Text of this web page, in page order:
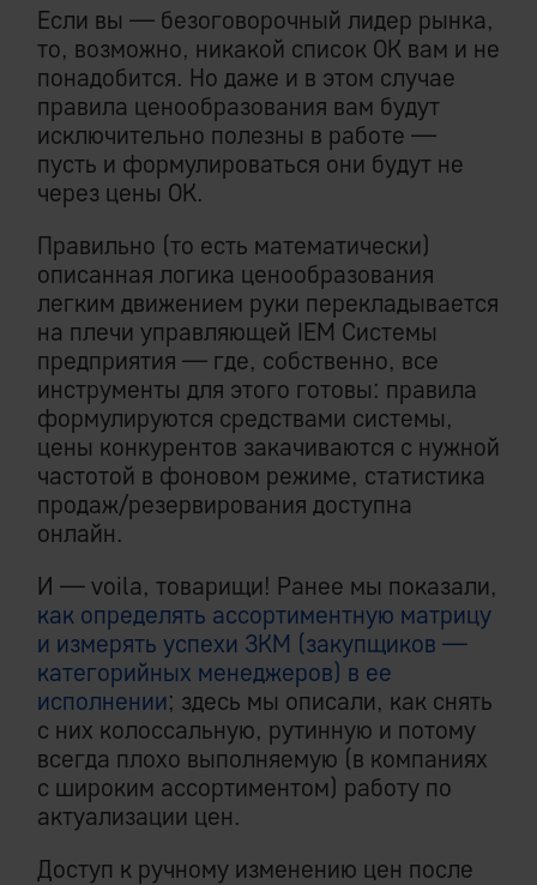
Если вы — безоговорочный лидер рынка,
то, возможно, никакой список ОК вам и не
понадобится. Но даже и в этом случае
правила ценообразования вам будут
исключительно полезны в работе —
пусть и формулироваться они будут не
через цены ОК.
Правильно (то есть математически)
описанная логика ценообразования
легким движением руки перекладывается
на плечи управляющей IEM Системы
предприятия — где, собственно, все
инструменты для этого готовы: правила
формулируются средствами системы,
цены конкурентов закачиваются с нужной
частотой в фоновом режиме, статистика
продаж/резервирования доступна
онлайн.
И — voila, товарищи! Ранее мы показали,
как определять ассортиментную матрицу
и измерять успехи ЗКМ (закупщиков —
категорийных менеджеров) в ее
исполнении; здесь мы описали, как снять
с них колоссальную, рутинную и потому
всегда плохо выполняемую (в компаниях
с широким ассортиментом) работу по
актуализации цен.
Доступ к ручному изменению цен после